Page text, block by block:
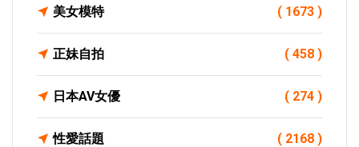
美女模特 ( 1673 )
正妹自拍 ( 458 )
日本AV女優 ( 274 )
性愛話題 ( 2168 )